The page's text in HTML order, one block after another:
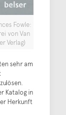
Fowle:
von Van
Verlag)
sehr am
Katalog in
Herkunft